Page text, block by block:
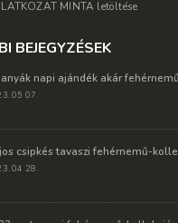
MINTA letöltése
BEJEGYZÉSEK
napi ajándék akár
05 07.
csipkés tavaszi fehérnemű-
04 28.